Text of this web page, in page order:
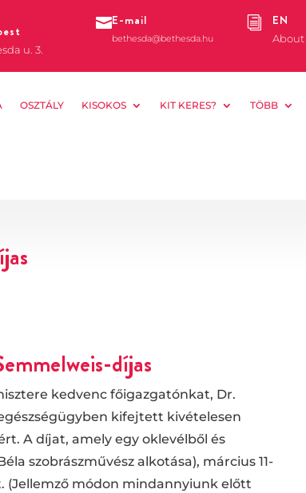
u. 3.
E-mail
bethesda@bethesda.hu
i EN
About
OSZTÁLY KISOKOS KIT KERES? TÖBB
díjas
kedvenc főigazgatónkat, Dr.
kifejtett kivételesen
A díjat, amely egy oklevélből és
szobrászművész alkotása), március 11-
módon mindannyiunk előtt